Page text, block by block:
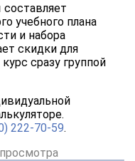
учебного плана
и набора
скидки для
сразу группой
222-70-59.